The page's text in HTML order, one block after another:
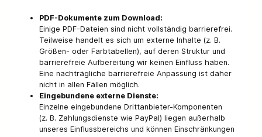
PDF-Dokumente zum Download:
Einige PDF-Dateien sind nicht vollständig barrierefrei.
Teilweise handelt es sich um externe Inhalte (z. B.
Größen- oder Farbtabellen), auf deren Struktur und
barrierefreie Aufbereitung wir keinen Einfluss haben.
Eine nachträgliche barrierefreie Anpassung ist daher
nicht in allen Fällen möglich.
Eingebundene externe Dienste:
Einzelne eingebundene Drittanbieter-Komponenten
(z. B. Zahlungsdienste wie PayPal) liegen außerhalb
unseres Einflussbereichs und können Einschränkungen